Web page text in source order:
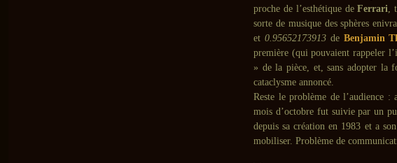
proche de l’esthétique deFerrari,
sorte de musique des sphères
et 0.95652173913de Benjamin
première (qui pouvaient rappeler
» de la pièce, et, sans adopter la
cataclysme annoncé.
Reste le problème de l’audience
mois d’octobre fut suivie par un
depuis sa création en 1983 et a
mobiliser. Problème de